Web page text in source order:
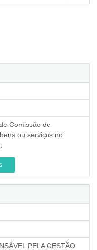
Comissão de
ou serviços no
PELA GESTÃO